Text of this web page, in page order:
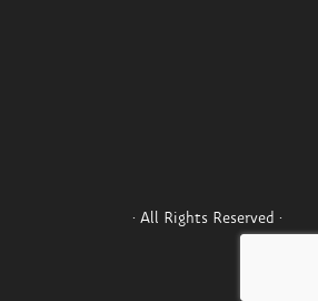
· All Rights Reserved ·